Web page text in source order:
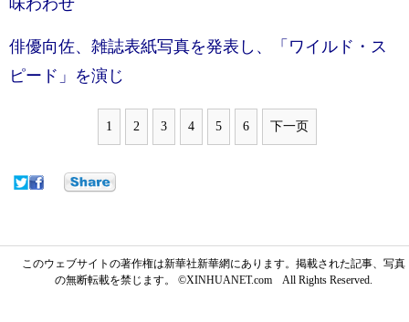
味わわせ
俳優向佐、雑誌表紙写真を発表し、「ワイルド・ス
ピード」を演じ
1 2 3 4 5 6 下一页
このウェブサイトの著作権は新華社新華網にあります。掲載された記事、写真
の無断転載を禁じます。 ©XINHUANET.com All Rights Reserved.